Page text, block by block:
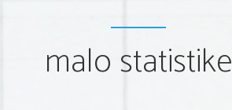
malo statistike